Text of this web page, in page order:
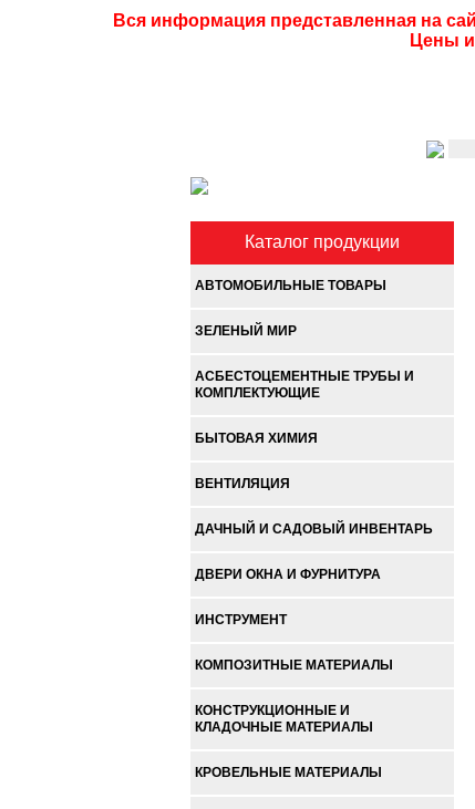
Вся информация представленная на
Цены и
Каталог продукции
АВТОМОБИЛЬНЫЕ ТОВАРЫ
ЗЕЛЕНЫЙ МИР
АСБЕСТОЦЕМЕНТНЫЕ ТРУБЫ И
КОМПЛЕКТУЮЩИЕ
БЫТОВАЯ ХИМИЯ
ВЕНТИЛЯЦИЯ
ДАЧНЫЙ И САДОВЫЙ ИНВЕНТАРЬ
ДВЕРИ ОКНА И ФУРНИТУРА
ИНСТРУМЕНТ
КОМПОЗИТНЫЕ МАТЕРИАЛЫ
КОНСТРУКЦИОННЫЕ И
КЛАДОЧНЫЕ МАТЕРИАЛЫ
КРОВЕЛЬНЫЕ МАТЕРИАЛЫ